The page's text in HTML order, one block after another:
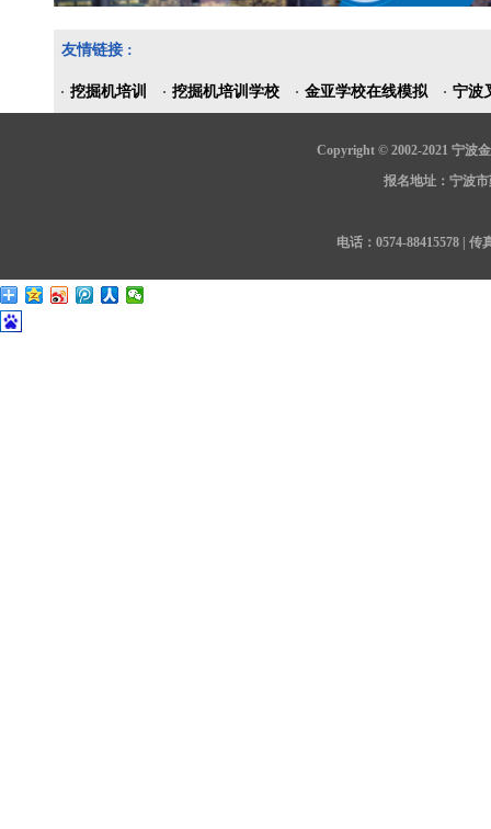
友情链接 :
挖掘机培训 挖掘机培训学校 金亚学校在线模拟 宁波
Copyright © 2002-2021 宁波
报名地址：宁波
电话：0574-88415578 | 传